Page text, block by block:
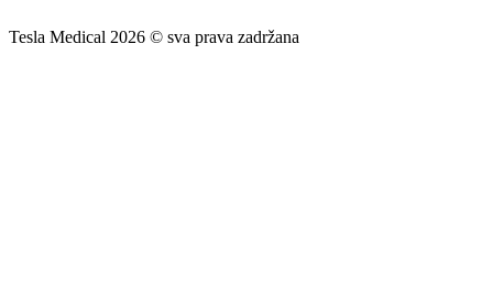
Tesla Medical 2026 © sva prava zadržana